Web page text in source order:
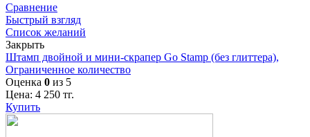
Сравнение
Быстрый взгляд
Список желаний
Закрыть
Штамп двойной и мини-скрапер Go Stamp (без глиттера),
Ограниченное количество
Оценка 0 из 5
Цена: 4 250 тг.
Купить